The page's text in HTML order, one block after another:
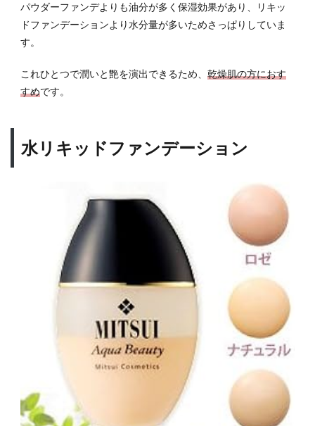
パウダーファンデよりも油分が多く保湿効果があり、リキッ
ドファンデーションより水分量が多いためさっぱりしていま
す。
これひとつで潤いと艶を演出できるため、 乾燥肌の方におす
すめです。
水リキッドファンデーション